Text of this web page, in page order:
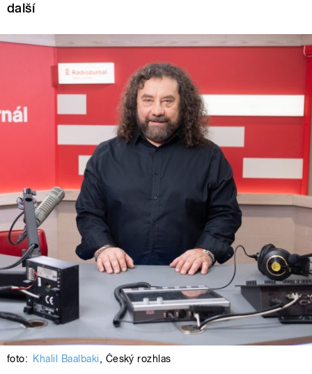
další
foto: Khalil Baalbaki, Český rozhlas